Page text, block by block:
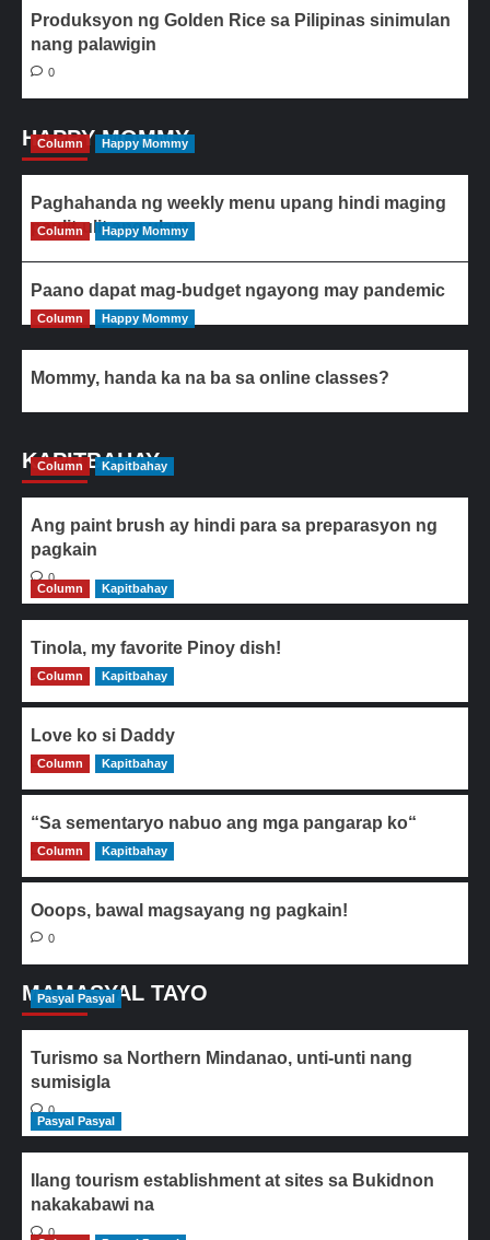
Produksyon ng Golden Rice sa Pilipinas sinimulan
nang palawigin
0
HAPPY MOMMY
Column Happy Mommy
Paghahanda ng weekly menu upang hindi maging
paulit-ulit ang ulam
Column Happy Mommy
Paano dapat mag-budget ngayong may pandemic
Column Happy Mommy
Mommy, handa ka na ba sa online classes?
KAPITBAHAY
Column Kapitbahay
Ang paint brush ay hindi para sa preparasyon ng
pagkain
0
Column
Kapitbahay
Tinola, my favorite Pinoy dish!
0
Column Kapitbahay
Love ko si Daddy
0
Column Kapitbahay
“Sa sementaryo nabuo ang mga pangarap ko“
0
Column Kapitbahay
Ooops, bawal magsayang ng pagkain!
0
MAMASYAL TAYO
Pasyal Pasyal
Turismo sa Northern Mindanao, unti-unti nang
sumisigla
0
Pasyal Pasyal
Ilang tourism establishment at sites sa Bukidnon
nakakabawi na
0